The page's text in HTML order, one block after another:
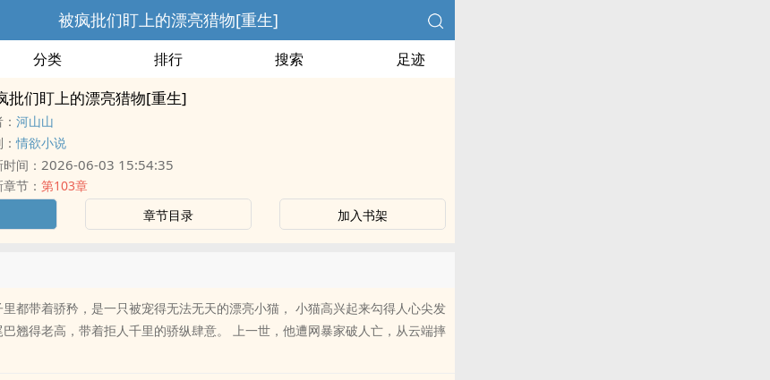
被疯批们盯上的漂亮猎物[重生]
分类 排行 搜索 足迹
批们盯上的漂亮猎物[重生]
河山山
：情欲小说
间： 2026-06-03 15:54:35
节： 第103章
章节目录 加入书架
都带着骄矜，是一只被宠得无法无天的漂亮小猫， 小猫高兴起来勾得人心尖发
翘得老高，带着拒人千里的骄纵肆意。 上一世，他遭网暴家破人亡，从云端摔